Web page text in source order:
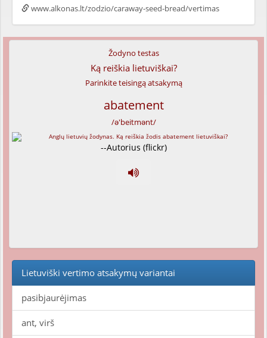
www.alkonas.lt/zodzio/caraway-seed-bread/vertimas
Žodyno testas
Ką reiškia lietuviškai?
Parinkite teisingą atsakymą
abatement
/ə'beitmənt/
--Autorius (flickr)
Lietuviški vertimo atsakymų variantai
pasibjaurėjimas
ant, virš